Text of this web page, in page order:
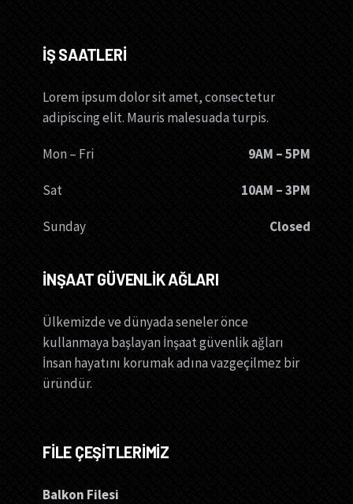
İŞ SAATLERİ
Lorem ipsum dolor sit amet, consectetur
adipiscing elit. Mauris malesuada turpis.
Mon – Fri 9AM – 5PM
Sat 10AM – 3PM
Sunday Closed
İNŞAAT GÜVENLİK AĞLARI
Ülkemizde ve dünyada seneler önce
kullanmaya başlayan İnşaat güvenlik ağları
İnsan hayatını korumak adına vazgeçilmez bir
üründür.
FİLE ÇEŞİTLERİMİZ
Balkon Filesi